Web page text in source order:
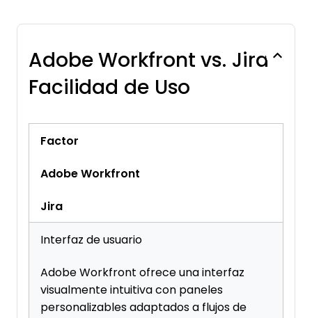
Adobe Workfront vs. Jira
Facilidad de Uso
Factor
Adobe Workfront
Jira
Interfaz de usuario
Adobe Workfront ofrece una interfaz
visualmente intuitiva con paneles
personalizables adaptados a flujos de